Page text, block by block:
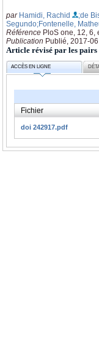
par Hamidi, Rachid ;de
Segundo;Fontenelle,
Référence PloS one, 12, 6,
Publication Publié, 2017-06
Article révisé par les pairs
ACCÈS EN LIGNE
Fichier
doi 242917.pdf